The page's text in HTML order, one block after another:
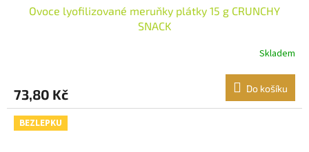
Ovoce lyofilizované meruňky plátky 15 g CRUNCHY
SNACK
Skladem
73,80 Kč Do košíku
BEZLEPKU